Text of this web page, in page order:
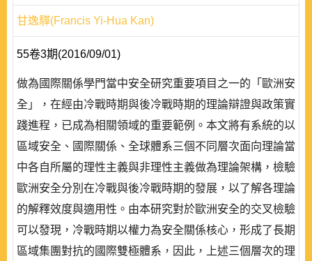
甘逸驊(Francis Yi-Hua Kan)
55卷3期(2016/09/01)
做為國際關係學門當中安全研究重要項目之一的「歐洲安
全」，在經由冷戰時期與後冷戰時期的理論辯證與政策實
踐進程，已成為相關領域的重要範例。本文將有系統的以
區域安全、國際關係、全球體系三個不同層次面向理論當
中各自所屬的理性主義與非理性主義做為理論架構，檢驗
歐洲安全分別在冷戰與後冷戰時期的發展，以了解各理論
的解釋效度與適用性。由本研究對於歐洲安全的交叉檢驗
可以發現，冷戰時期以權力為安全關係核心，形成了長期
區域集團對抗的國際雙極體系，因此，上述三個層次的理